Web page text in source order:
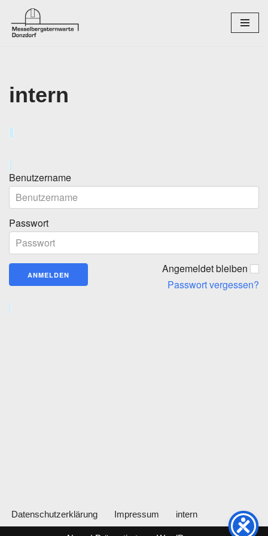
Zum
intern
Benutzername
Passwort
Angemeldet bleiben
Passwort vergessen?
Datenschutzerklärung Impressum intern